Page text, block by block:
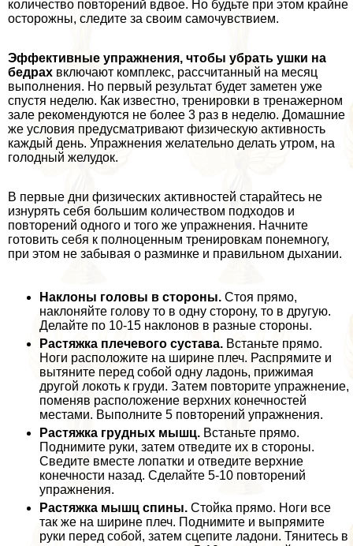
количество повторений вдвое. Но будьте при этом крайне
осторожны, следите за своим самочувствием.
Эффективные упражнения, чтобы убрать ушки на
бедрах включают комплекс, рассчитанный на месяц
выполнения. Но первый результат будет заметен уже
спустя неделю. Как известно, тренировки в тренажерном
зале рекомендуются не более 3 раз в неделю. Домашние
же условия предусматривают физическую активность
каждый день. Упражнения желательно делать утром, на
голодный желудок.
В первые дни физических активностей старайтесь не
изнурять себя большим количеством подходов и
повторений одного и того же упражнения. Начните
готовить себя к полноценным тренировкам понемногу,
при этом не забывая о разминке и правильном дыхании.
Наклоны головы в стороны. Стоя прямо,
наклоняйте голову то в одну сторону, то в другую.
Делайте по 10-15 наклонов в разные стороны.
Растяжка плечевого сустава. Встаньте прямо.
Ноги расположите на ширине плеч. Распрямите и
вытяните перед собой одну ладонь, прижимая
другой локоть к гpyди. Затем повторите упражнение,
поменяв расположение верхних конечностей
местами. Выполните 5 повторений упражнения.
Растяжка грудных мышц. Встаньте прямо.
Поднимите руки, затем отведите их в стороны.
Сведите вместе лопатки и отведите верхние
конечности назад. Сделайте 5-10 повторений
упражнения.
Растяжка мышц спины. Стойка прямо. Ноги все
так же на ширине плеч. Поднимите и выпрямите
руки перед собой, затем сцепите ладони. Тянитесь в